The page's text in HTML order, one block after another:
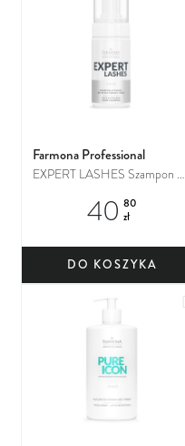
Farmona Professional
EXPERT LASHES Szampon w
40 80
zł
DO KOSZYKA